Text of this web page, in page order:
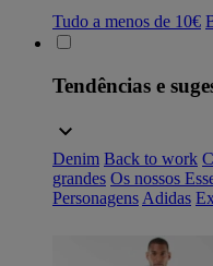
Tudo a menos de 10€
Tendências e
Denim Back to work
grandes Os nossos
Personagens Adidas